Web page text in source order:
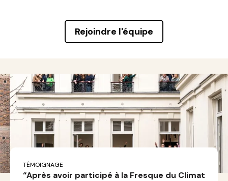
Rejoindre l'équipe
TÉMOIGNAGE
“Après avoir participé à la Fresque du Climat